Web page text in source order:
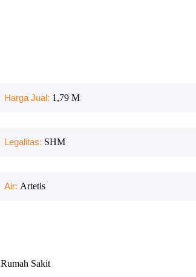
Harga Jual: 1,79 M
Legalitas: SHM
Air: Artetis
Rumah Sakit